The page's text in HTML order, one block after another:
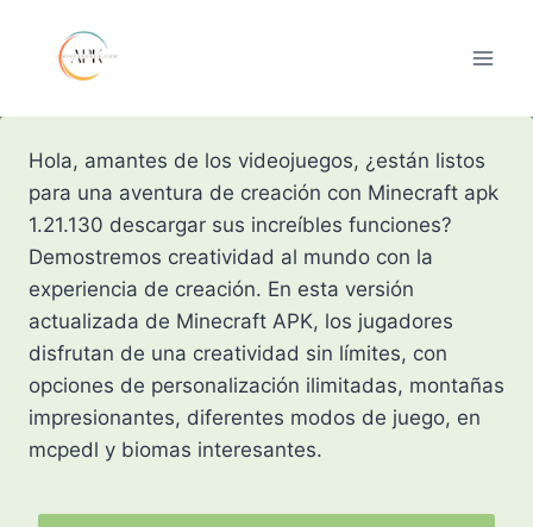
content
Hola, amantes de los videojuegos, ¿están listos
para una aventura de creación con Minecraft apk
1.21.130 descargar sus increíbles funciones?
Demostremos creatividad al mundo con la
experiencia de creación. En esta versión
actualizada de Minecraft APK, los jugadores
disfrutan de una creatividad sin límites, con
opciones de personalización ilimitadas, montañas
impresionantes, diferentes modos de juego, en
mcpedl y biomas interesantes.